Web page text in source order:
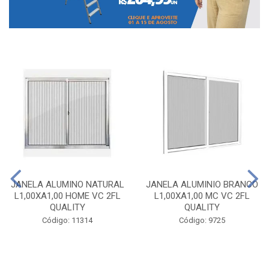
JANELA ALUMINO NATURAL
L1,00XA1,00 HOME VC 2FL
QUALITY
Código: 11314
JANELA ALUMINIO BRANCO
L1,00XA1,00 MC VC 2FL
QUALITY
Código: 9725